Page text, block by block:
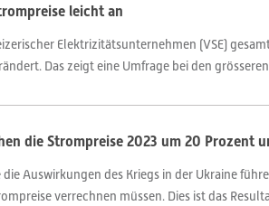
leicht an
Elektrizitätsunternehmen (VSE)
Das zeigt eine Umfrage bei den
die Strompreise 2023 um 20 Prozent
Auswirkungen des Kriegs in der Ukraine
verrechnen müssen. Dies ist das